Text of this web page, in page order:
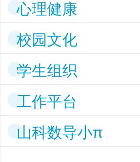
心理健康
校园文化
学生组织
工作平台
山科数导小π